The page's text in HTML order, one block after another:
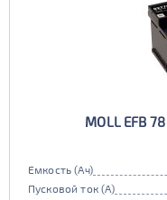
MOLL EFB
Емкость (Ач)
Пусковой ток (А)